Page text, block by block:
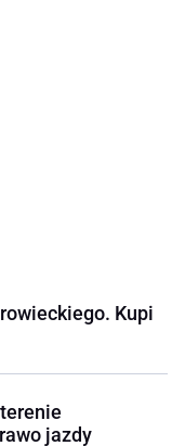
Kupi
jazdy